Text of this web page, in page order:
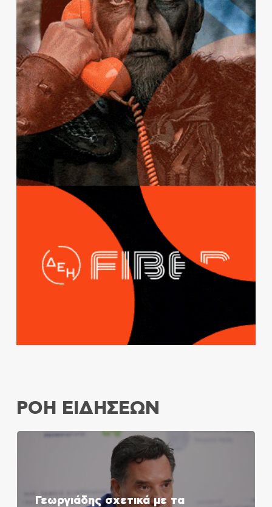
ΡΟΗ ΕΙΔΗΣΕΩΝ
Γεωργιάδης σχετικά με τα